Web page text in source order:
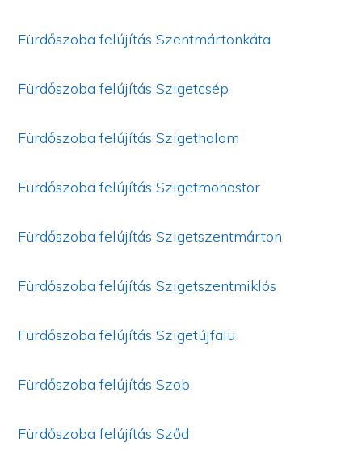
Fürdőszoba felújítás Szentmártonkáta
Fürdőszoba felújítás Szigetcsép
Fürdőszoba felújítás Szigethalom
Fürdőszoba felújítás Szigetmonostor
Fürdőszoba felújítás Szigetszentmárton
Fürdőszoba felújítás Szigetszentmiklós
Fürdőszoba felújítás Szigetújfalu
Fürdőszoba felújítás Szob
Fürdőszoba felújítás Sződ